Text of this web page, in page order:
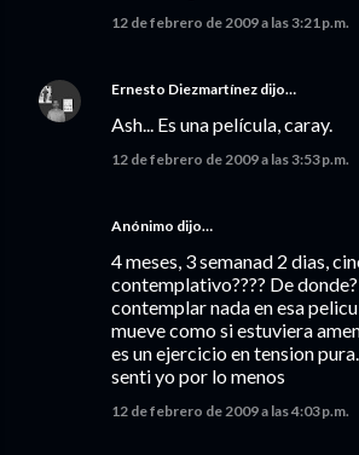
12 de febrero de 2009 a las 3:21 p.m.
Ernesto Diezmartínez dijo…
Ash... Es una película, caray.
12 de febrero de 2009 a las 3:53 p.m.
Anónimo dijo…
4 meses, 3 semanad 2 dias,
contemplativo???? De
contemplar nada en esa
mueve como si estuviera
es un ejercicio en tension
senti yo por lo menos
12 de febrero de 2009 a las 4:03 p.m.